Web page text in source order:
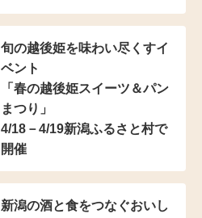
旬の越後姫を味わい尽くすイ
ベント
「春の越後姫スイーツ＆パン
まつり」
4/18－4/19新潟ふるさと村で
開催
新潟の酒と食をつなぐおいし